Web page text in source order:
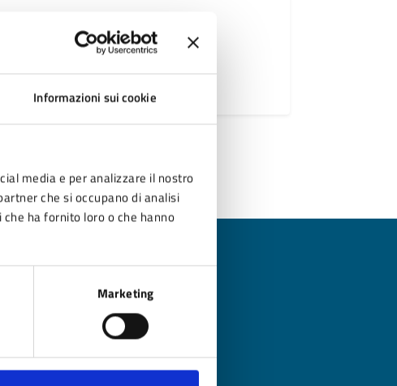
Informazioni sui cookie
media e per analizzare il nostro
che si occupano di analisi
ha fornito loro o che hanno
Marketing